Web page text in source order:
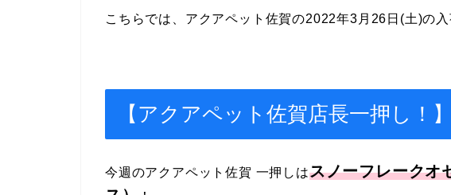
こちらでは、アクアペット佐賀の2022年3月26日(土)の入
【アクアペット佐賀店長一押し！】
今週のアクアペット佐賀 一押しはスノーフレークオ